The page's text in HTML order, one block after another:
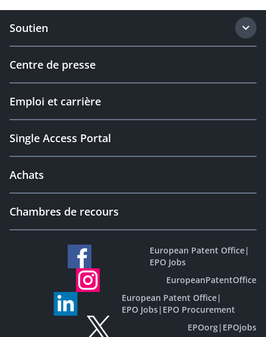
Soutien
Centre de presse
Emploi et carrière
Single Access Portal
Achats
Chambres de recours
European Patent Office|
EPO Jobs
EuropeanPatentOffice
European Patent Office|
EPO Jobs| EPO Procurement
EPOorg| EPOjobs